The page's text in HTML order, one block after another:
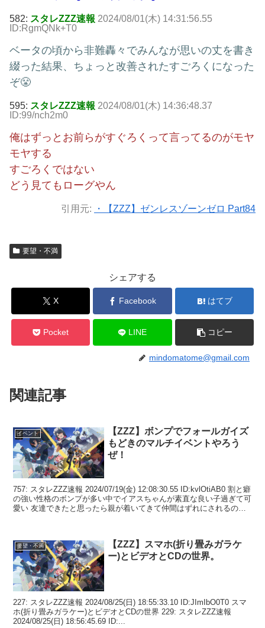
582: スタレZZZ速報 2024/08/01(木) 14:31:56.55
ID:RgmQNk+T0
ベータの頃から非難轟々でみんなが思いの丈を書き
綴った結果、ちょっと改善されたすごろくになった
ぞ😤
595: スタレZZZ速報 2024/08/01(木) 14:36:48.37
ID:99/nch2m0
俺はずっとお前らがすぐろくって言ってるのがモヤ
モヤする
すごろくではない
どう見てもローグやん
引用元: ・【ZZZ】ゼンレスゾーンゼロ Part84
要望・不満
シェアする
X Facebook はてブ
Pocket LINE コピー
mindomatome@gmail.com
関連記事
イベント
【ZZZ】ボンプでフォールガイズ
もどきのマルチイベントやろう
ぜ！
757: スタレZZZ速報 2024/07/19(金) 12:08:30.55 ID:kvlOtiAB0 割と癖
の強い性格のボンプが多い中でイアスちゃんが素直な良い子過ぎて可
愛い 友達できたと思ったら親が着いてきて仲間はずれにされるの不
要望・不満
【ZZZ】スマホ(折り畳みガラケ
ー)とビデオとCDの世界。
227: スタレZZZ速報 2024/08/25(日) 18:55:33.10 ID:JImIbO0T0 スマ
ホ(折り畳みガラケー)とビデオとCDの世界 229: スタレZZZ速報
2024/08/25(日) 18:56:45.69 ID:...